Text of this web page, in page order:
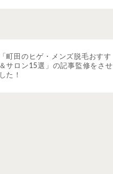
町田のヒゲ・メンズ脱毛おすす
サロン15選」の記事監修をさせ
た！